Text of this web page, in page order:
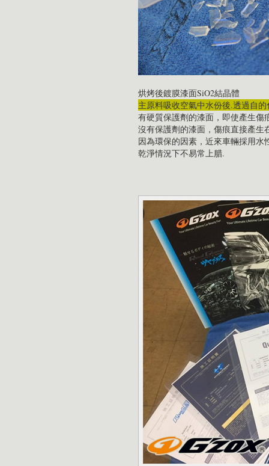
烘烤後鍍膜漆面SiO2結晶體
主原料吸收空氣中水份後.透過自
有硬質保護劑的漆面，即使產生
沒有保護劑的漆面，傷痕直接產生
因為環保的因素，近來車輛採用
乾淨情況下不易常上腊.